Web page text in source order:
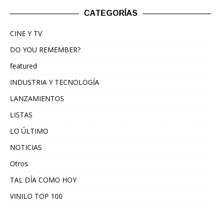
CATEGORÍAS
CINE Y TV
DO YOU REMEMBER?
featured
INDUSTRIA Y TECNOLOGÍA
LANZAMIENTOS
LISTAS
LO ÚLTIMO
NOTICIAS
Otros
TAL DÍA COMO HOY
VINILO TOP 100